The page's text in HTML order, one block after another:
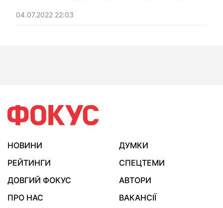
туди літаком, та найбільше я любила їздити
потягом". Думка.
04.07.2022 22:03
НОВИНИ
ДУМКИ
РЕЙТИНГИ
СПЕЦТЕМИ
ДОВГИЙ ФОКУС
АВТОРИ
ПРО НАС
ВАКАНСІЇ